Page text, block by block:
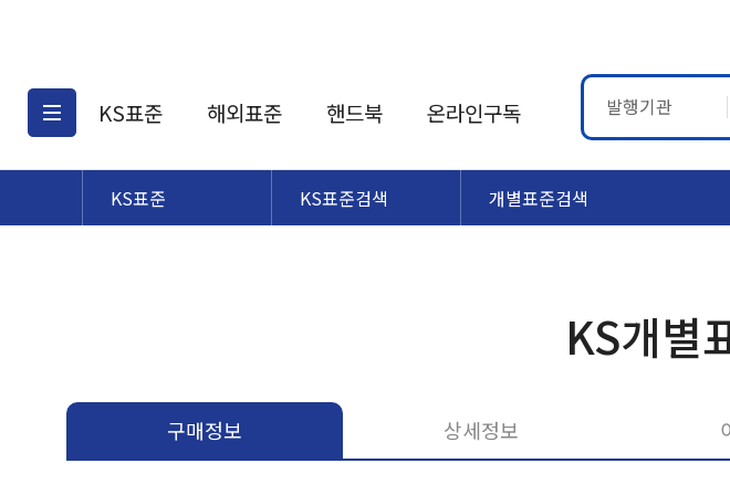
KS표준
KS표준검색
해외표준
해외표준검색
핸드북 온라인구독 발행기관
KS표준 KS표준검색 개별표준검색
KS개별
구매정보 상세정보